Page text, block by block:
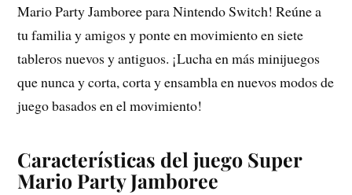
Mario Party Jamboree para Nintendo Switch! Reúne a
tu familia y amigos y ponte en movimiento en siete
tableros nuevos y antiguos. ¡Lucha en más minijuegos
que nunca y corta, corta y ensambla en nuevos modos de
juego basados ​​en el movimiento!
Características del juego Super
Mario Party Jamboree